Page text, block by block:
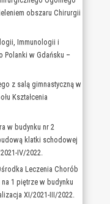
Chirurgicznego Ogólnego
obszaru Chirurgii
Immunologii i
Polanki w Gdańsku –
z salą gimnastyczną w
Kształcenia
w budynku nr 2
dobudową klatki schodowej